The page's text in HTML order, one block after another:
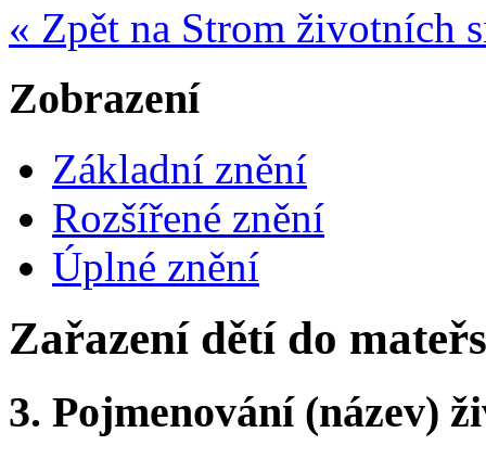
« Zpět na Strom životních
Zobrazení
Základní znění
Rozšířené znění
Úplné znění
Zařazení dětí do
3. Pojmenování (název)